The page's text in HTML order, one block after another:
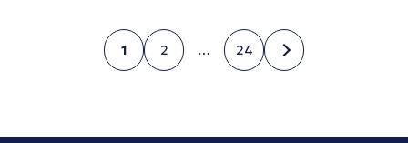
Σελίδα
1
Σελίδα
2
…
Σελίδα
24